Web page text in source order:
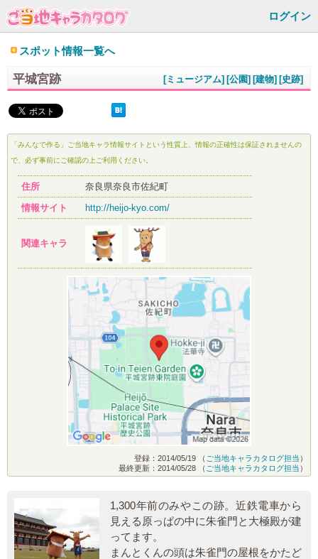
ログイン
スポット情報一覧へ
平城宮跡 [史跡]
[建物]
[公園]
[ミュージアム]
「みんなで作る」ご当地キャラ情報サイトという性質上、情報の正確性は保証されませんの
で、必ず事前にご確認の上ご利用ください。
住所
奈良県奈良市佐紀町
情報サイト
http://heijo-kyo.com/
関連キャラ
登録：2014/05/19 （ ご当地キャラカタログ担当 ）
最終更新：2014/05/28 （ ご当地キャラカタログ担当 ）
1,300年前のみやこの跡。近鉄電車から
見える原っぱの中に朱雀門と大極殿が建
ってます。
まんとくんの頭は朱雀門の屋根をかたど